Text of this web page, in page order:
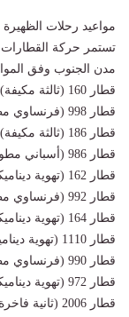
مواعيد رحلات الظهيرة
تستمر حركة القطارات
مدن الجنوب وفق
قطار 160 (ثالثة مكيفة): يقوم من القاهرة الساعة 12:15.
قطار 998 (فرنساوي مطور): يقوم من القاهرة الساعة 13:00.
قطار 186 (ثالثة مكيفة): يقوم من القاهرة الساعة 13:30.
قطار 986 (أسباني مطور): يقوم من القاهرة الساعة 14:00.
قطار 162 (تهوية ديناميكية): يقوم من القاهرة الساعة 14:15.
قطار 992 (فرنساوي مطور): يقوم من القاهرة الساعة 15:00.
قطار 164 (تهوية ديناميكية): يقوم من القاهرة الساعة 15:30.
قطار 1110 (تهوية ديناميكية): يقوم من القاهرة الساعة 15:45.
قطار 990 (فرنساوي مطور): يقوم من القاهرة الساعة 16:00.
قطار 972 (تهوية ديناميكية): يقوم من القاهرة الساعة 16:20.
قطار 2006 (ثانية فاخرة): يقوم من القاهرة الساعة 17:15.